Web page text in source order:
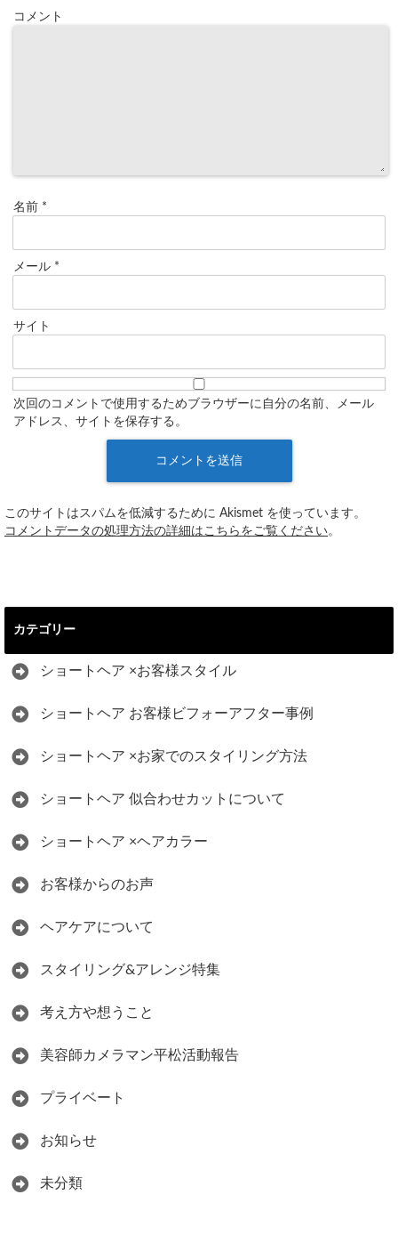
コメント
名前 *
メール *
サイト
次回のコメントで使用するためブラウザーに自分の名前、メール
アドレス、サイトを保存する。
このサイトはスパムを低減するために Akismet を使っています。
コメントデータの処理方法の詳細はこちらをご覧ください。
カテゴリー
ショートヘア ×お客様スタイル
ショートヘア お客様ビフォーアフター事例
ショートヘア ×お家でのスタイリング方法
ショートヘア 似合わせカットについて
ショートヘア ×ヘアカラー
お客様からのお声
ヘアケアについて
スタイリング&アレンジ特集
考え方や想うこと
美容師カメラマン平松活動報告
プライベート
お知らせ
未分類